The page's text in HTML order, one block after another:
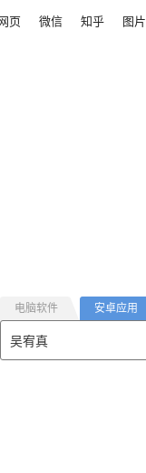
页 微信 知乎 图片
电脑软件 安卓应用